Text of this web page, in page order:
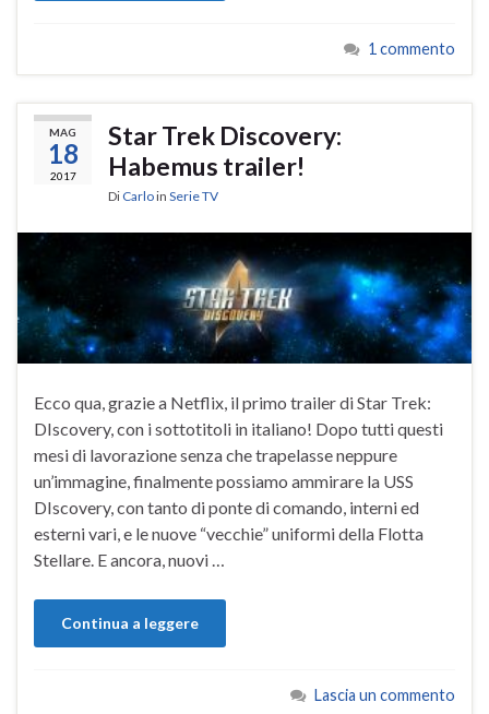
1 commento
MAG
18
2017
Star Trek Discovery:
Habemus trailer!
Di Carloin Serie TV
Ecco qua, grazie a Netflix, il primo trailer di Star Trek:
DIscovery, con i sottotitoli in italiano! Dopo tutti questi
mesi di lavorazione senza che trapelasse neppure
un’immagine, finalmente possiamo ammirare la USS
DIscovery, con tanto di ponte di comando, interni ed
esterni vari, e le nuove “vecchie” uniformi della Flotta
Stellare. E ancora, nuovi …
Continua a leggere
Lascia un commento